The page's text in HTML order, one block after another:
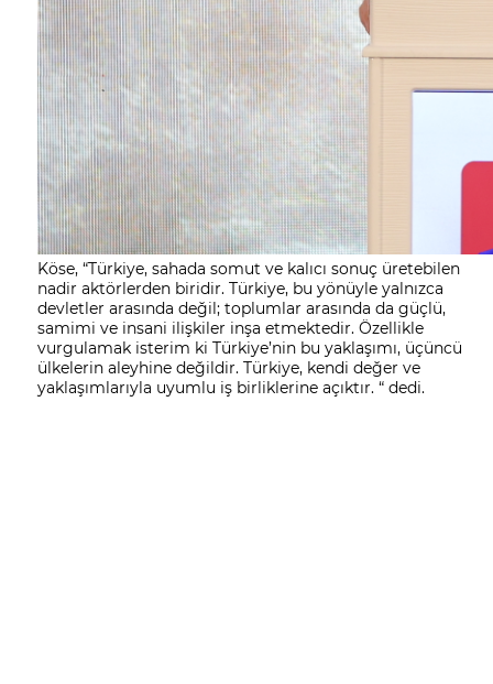
Köse, “Türkiye, sahada somut ve kalıcı sonuç üretebilen
nadir aktörlerden biridir. Türkiye, bu yönüyle yalnızca
devletler arasında değil; toplumlar arasında da güçlü,
samimi ve insani ilişkiler inşa etmektedir. Özellikle
vurgulamak isterim ki Türkiye’nin bu yaklaşımı, üçüncü
ülkelerin aleyhine değildir. Türkiye, kendi değer ve
yaklaşımlarıyla uyumlu iş birliklerine açıktır. “ dedi.